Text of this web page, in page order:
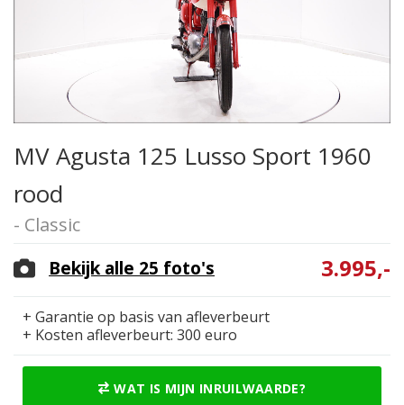
MV Agusta 125 Lusso Sport 1960
rood
- Classic
3.995,-
+ Garantie op basis van afleverbeurt
+ Kosten afleverbeurt: 300 euro
WAT IS MIJN INRUILWAARDE?
Bekijk alle 25 foto's